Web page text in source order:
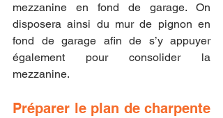
mezzanine en fond de garage. On
disposera ainsi du mur de pignon en
fond de garage afin de s’y appuyer
également pour consolider la
mezzanine.
Préparer le plan de charpente